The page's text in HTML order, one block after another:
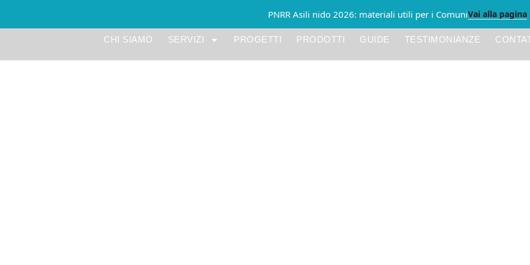
PNRR Asili nido 2026: materiali utili per i ComuniVai alla pagina
CHI SIAMO SERVIZI PROGETTI PRODOTTI GUIDE TESTIMONIANZE